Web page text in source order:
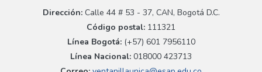
Dirección:Calle 44 # 53 - 37, CAN, Bogotá D.C.
Código postal: 111321
Línea Bogotá:(+57) 601 7956110
Línea Nacional: 018000 423713